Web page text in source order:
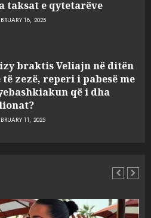
taksat e qytetarëve
18, 2025
braktis Veliajn në ditën
të zezë, reperi i pabesë me
që i dha
11, 2025
“One Albania”,
u fsheh. A u vodhën
25, 2025
25, 2025